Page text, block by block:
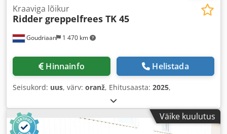
Goudriaan 1 470 km
Kraaviga lõikur
Ridder greppelfrees TK 45
Hinnainfo Helistada
Seisukord: uus, värv: oranž, Ehitusaasta: 2025,
Väike kuulutus